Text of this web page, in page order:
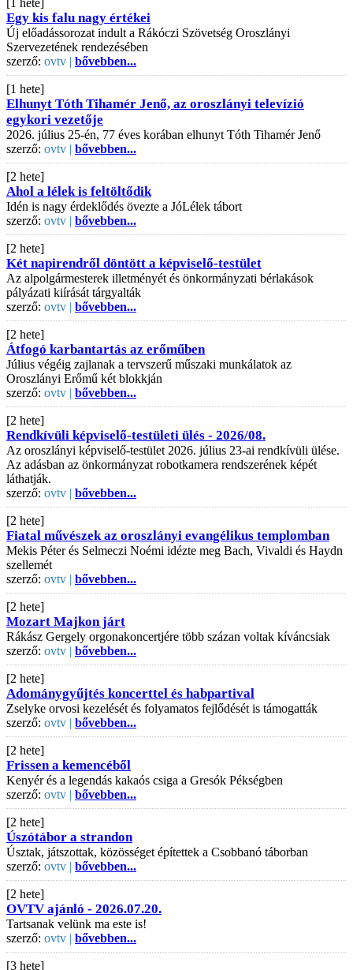
Egy kis falu nagy értékei
Új előadássorozat indult a Rákóczi Szövetség Oroszlányi
Szervezetének rendezésében
szerző: ovtv | bővebben...
[1 hete]
Elhunyt Tóth Tihamér Jenő, az oroszlányi televízió
egykori vezetője
2026. július 25-én, 77 éves korában elhunyt Tóth Tihamér Jenő
szerző: ovtv | bővebben...
[2 hete]
Ahol a lélek is feltöltődik
Idén is nagy érdeklődés övezte a JóLélek tábort
szerző: ovtv | bővebben...
[2 hete]
Két napirendről döntött a képviselő-testület
Az alpolgármesterek illetményét és önkormányzati bérlakások
pályázati kiírását tárgyalták
szerző: ovtv | bővebben...
[2 hete]
Átfogó karbantartás az erőműben
Július végéig zajlanak a tervszerű műszaki munkálatok az
Oroszlányi Erőmű két blokkján
szerző: ovtv | bővebben...
[2 hete]
Rendkívüli képviselő-testületi ülés - 2026/08.
Az oroszlányi képviselő-testület 2026. július 23-ai rendkívüli ülése.
Az adásban az önkormányzat robotkamera rendszerének képét
láthatják.
szerző: ovtv | bővebben...
[2 hete]
Fiatal művészek az oroszlányi evangélikus templomban
Mekis Péter és Selmeczi Noémi idézte meg Bach, Vivaldi és Haydn
szellemét
szerző: ovtv | bővebben...
[2 hete]
Mozart Majkon járt
Rákász Gergely orgonakoncertjére több százan voltak kíváncsiak
szerző: ovtv | bővebben...
[2 hete]
Adománygyűjtés koncerttel és habpartival
Zselyke orvosi kezelését és folyamatos fejlődését is támogatták
szerző: ovtv | bővebben...
[2 hete]
Frissen a kemencéből
Kenyér és a legendás kakaós csiga a Gresók Pékségben
szerző: ovtv | bővebben...
[2 hete]
Úszótábor a strandon
Úsztak, játszottak, közösséget építettek a Csobbanó táborban
szerző: ovtv | bővebben...
[2 hete]
OVTV ajánló - 2026.07.20.
Tartsanak velünk ma este is!
szerző: ovtv | bővebben...
[3 hete]